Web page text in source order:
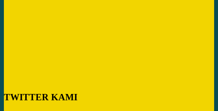
TWITTER KAMI